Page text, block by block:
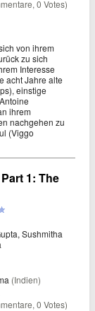
0 Votes)
von ihrem
zu sich
Interesse
acht Jahre alte
einstige
ihrem
nachgehen zu
(Viggo
1: The
Sushmitha
(Indien)
0 Votes)